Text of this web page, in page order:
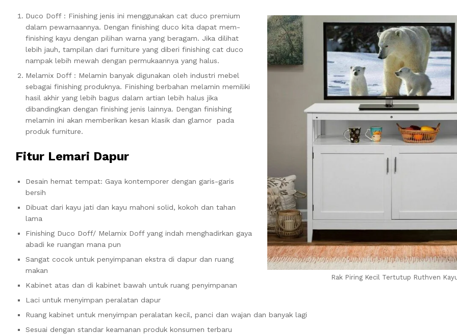
Rak Piring Kecil Tertutup Ruthven
Duco Doff : Finishing jenis ini menggunakan cat duco premium
dalam pewarnaannya. Dengan finishing duco kita dapat mem-
finishing kayu dengan pilihan warna yang beragam. Jika dilihat
lebih jauh, tampilan dari furniture yang diberi finishing cat duco
nampak lebih mewah dengan permukaannya yang halus.
Melamix Doff : Melamin banyak digunakan oleh industri mebel
sebagai finishing produknya. Finishing berbahan melamin memiliki
hasil akhir yang lebih bagus dalam artian lebih halus jika
dibandingkan dengan finishing jenis lainnya. Dengan finishing
melamin ini akan memberikan kesan klasik dan glamor pada
produk furniture.
Fitur Lemari Dapur
Desain hemat tempat: Gaya kontemporer dengan garis-garis
bersih
Dibuat dari kayu jati dan kayu mahoni solid, kokoh dan tahan
lama
Finishing Duco Doff/ Melamix Doff yang indah menghadirkan gaya
abadi ke ruangan mana pun
Sangat cocok untuk penyimpanan ekstra di dapur dan ruang
makan
Kabinet atas dan di kabinet bawah untuk ruang penyimpanan
Laci untuk menyimpan peralatan dapur
Ruang kabinet untuk menyimpan peralatan kecil, panci dan wajan dan banyak lagi
Sesuai dengan standar keamanan produk konsumen terbaru